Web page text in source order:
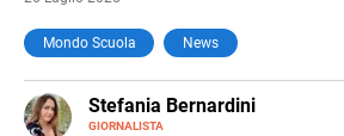
Mondo Scuola News
Stefania Bernardini
GIORNALISTA
E-
MAIL